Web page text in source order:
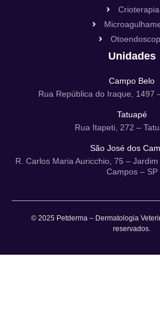
Crioterapia
Unidades
Campo Belo
Rua República do Iraque, 1497
Tatuapé
Rua Itapeti, 272 –
São José dos
R. Carlos Maria Auricchio, 75 –
Campos – SP
© 2025 Petderma – Dermatologia
reservados.